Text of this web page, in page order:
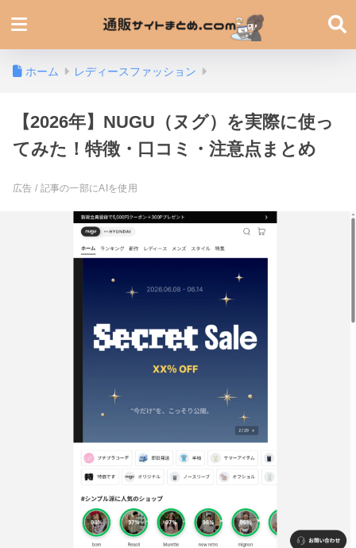
ホーム レディースファッション
【2026年】NUGU（ヌグ）を実際に使っ
てみた！特徴・口コミ・注意点まとめ